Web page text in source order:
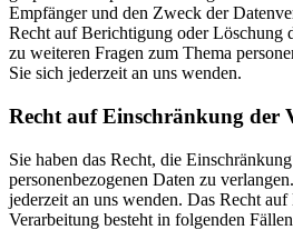
Empfänger und den Zweck der
Recht auf Berichtigung oder Löschung
zu weiteren Fragen zum Thema
Sie sich jederzeit an uns wenden.
Recht auf Einschränkung der
Sie haben das Recht, die
personenbezogenen Daten zu
jederzeit an uns wenden. Das Recht
Verarbeitung besteht in folgenden